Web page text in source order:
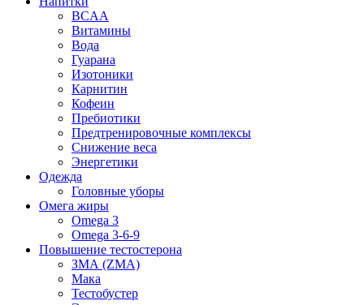
BCAA
Витамины
Вода
Гуарана
Изотоники
Карнитин
Кофеин
Пребиотики
Предтренировочные комплексы
Снижение веса
Энергетики
Одежда
Головные уборы
Омега жиры
Omega 3
Omega 3-6-9
Повышение тестостерона
ЗМА (ZMA)
Мака
Тестобустер